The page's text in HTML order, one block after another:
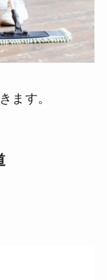
ます。